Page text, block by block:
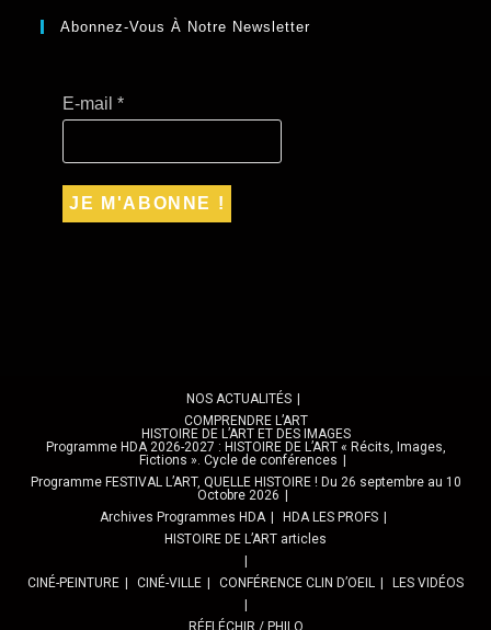
Abonnez-Vous À Notre Newsletter
E-mail*
NOS ACTUALITÉS
COMPRENDRE L’ART
HISTOIRE DE L’ART ET DES IMAGES
Programme HDA 2026-2027 : HISTOIRE DE L’ART « Récits, Images,
Fictions ». Cycle de conférences
Programme FESTIVAL L’ART, QUELLE HISTOIRE ! Du 26 septembre au 10
Octobre 2026
Archives Programmes HDA
HDA LES PROFS
HISTOIRE DE L’ART articles
CINÉ-PEINTURE CINÉ-VILLE CONFÉRENCE CLIN D’OEIL LES VIDÉOS